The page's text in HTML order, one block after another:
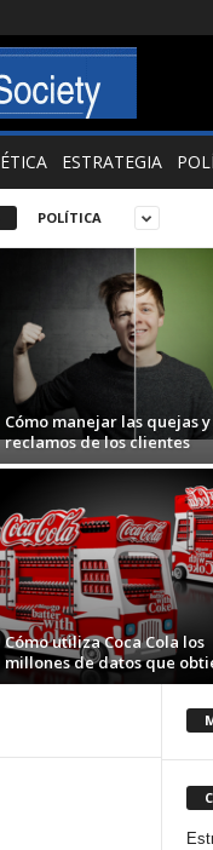
ÉTICA ESTRATEGIA
POLÍTICA
Cómo manejar las quejas y
reclamos de los clientes
Cómo utiliza Coca Cola los
millones de datos que